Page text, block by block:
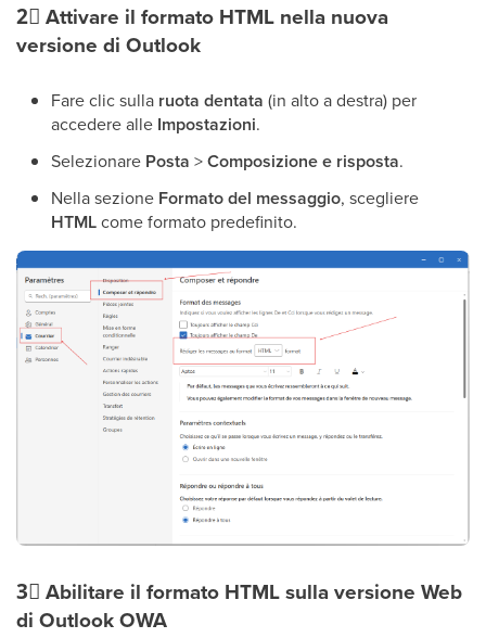
2⃣ Attivare il formato HTML nella nuova
versione di Outlook
Fare clic sulla ruota dentata (in alto a destra) per
accedere alle Impostazioni.
Selezionare Posta >Composizione e risposta.
Nella sezione Formato del messaggio, scegliere
HTMLcome formato predefinito.
3⃣ Abilitare il formato HTML sulla versione Web
di Outlook OWA